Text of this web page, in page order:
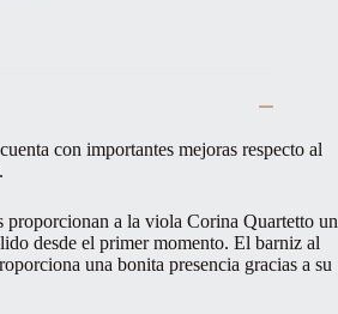
con importantes mejoras respecto al
proporcionan a la viola Corina Quartetto un
desde el primer momento. El barniz al
una bonita presencia gracias a su